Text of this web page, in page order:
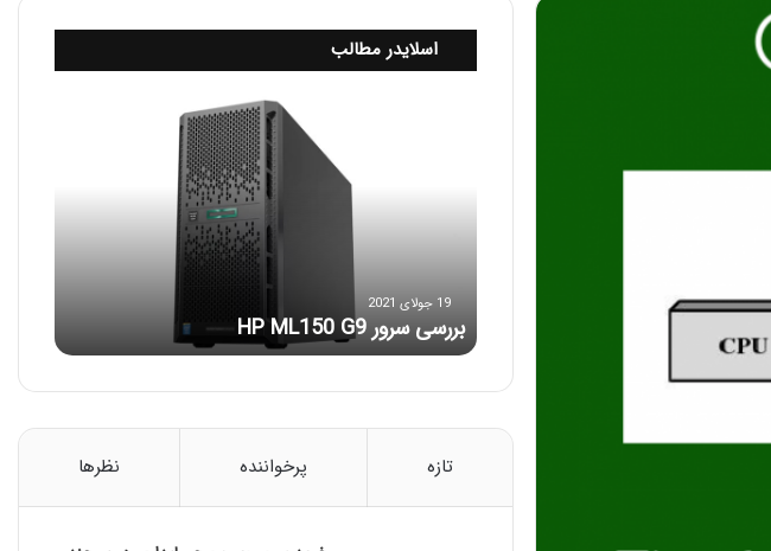
اسلایدر مطالب
H
P
1
G
19 جولای 2021
بررسی سرور HP ML150 G9
تازه پرخواننده نظرها